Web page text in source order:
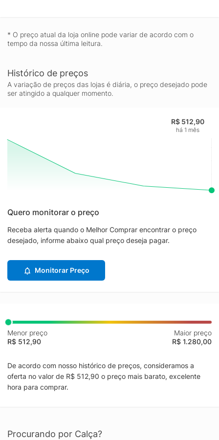
* O preço atual da loja online pode variar de acordo com o
tempo da nossa última leitura.
Histórico de preços
A variação de preços das lojas é diária, o preço desejado pode
ser atingido a qualquer momento.
R$ 512,90
há 1 mês
Quero monitorar o preço
Receba alerta quando o Melhor Comprar encontrar o preço
desejado, informe abaixo qual preço deseja pagar.
Monitorar Preço
Menor preço
R$ 512,90
Maior preço
R$ 1.280,00
De acordo com nosso histórico de preços, consideramos a
oferta no valor de R$ 512,90 o preço mais barato, excelente
hora para comprar.
Procurando por Calça?